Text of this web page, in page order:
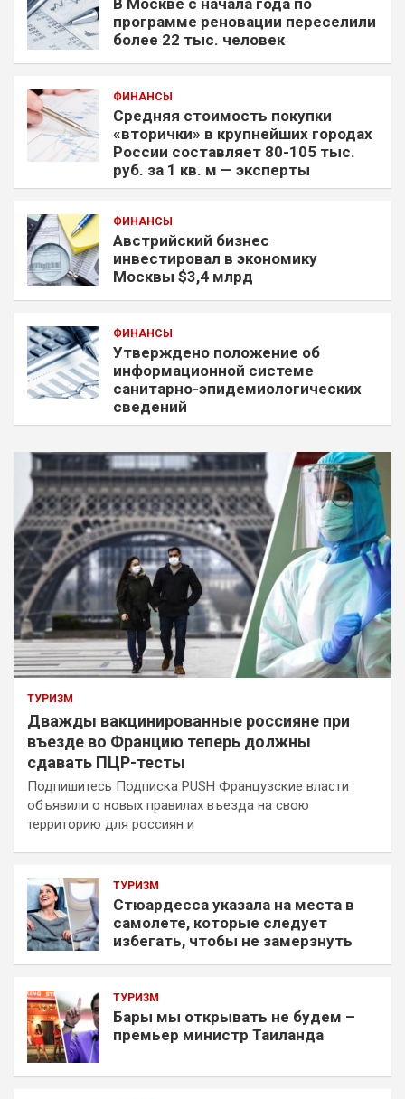
программе реновации переселили
более 22 тыс. человек
ФИНАНСЫ
Средняя стоимость покупки
«вторички» в крупнейших городах
России составляет 80-105 тыс.
руб. за 1 кв. м — эксперты
ФИНАНСЫ
Австрийский бизнес
инвестировал в экономику
Москвы $3,4 млрд
ФИНАНСЫ
Утверждено положение об
информационной системе
санитарно-эпидемиологических
сведений
ТУРИЗМ
Дважды вакцинированные россияне при
въезде во Францию теперь должны
сдавать ПЦР-тесты
Подпишитесь Подписка PUSH Французские власти
объявили о новых правилах въезда на свою
территорию для россиян и
ТУРИЗМ
Стюардесса указала на места в
самолете, которые следует
избегать, чтобы не замерзнуть
ТУРИЗМ
Бары мы открывать не будем –
премьер министр Таиланда